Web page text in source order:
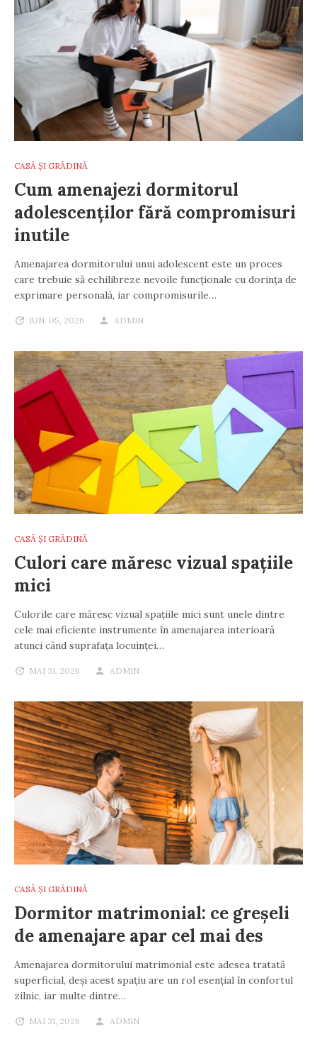
CASĂ ȘI GRĂDINĂ
Cum amenajezi dormitorul
adolescenților fără compromisuri
inutile
Amenajarea dormitorului unui adolescent este un proces
care trebuie să echilibreze nevoile funcționale cu dorința de
exprimare personală, iar compromisurile…
IUN. 05, 2026 ADMIN
CASĂ ȘI GRĂDINĂ
Culori care măresc vizual spațiile
mici
Culorile care măresc vizual spațiile mici sunt unele dintre
cele mai eficiente instrumente în amenajarea interioară
atunci când suprafața locuinței…
MAI 31, 2026 ADMIN
CASĂ ȘI GRĂDINĂ
Dormitor matrimonial: ce greșeli
de amenajare apar cel mai des
Amenajarea dormitorului matrimonial este adesea tratată
superficial, deși acest spațiu are un rol esențial în confortul
zilnic, iar multe dintre…
MAI 31, 2026 ADMIN